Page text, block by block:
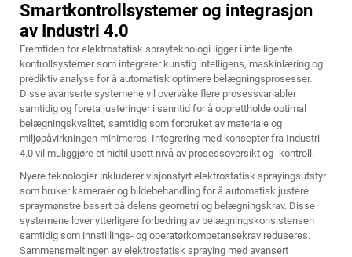
Smartkontrollsystemer og integrasjon
av Industri 4.0
Fremtiden for elektrostatisk sprayteknologi ligger i intelligente
kontrollsystemer som integrerer kunstig intelligens, maskinlæring og
prediktiv analyse for å automatisk optimere belægningsprosesser.
Disse avanserte systemene vil overvåke flere prosessvariabler
samtidig og foreta justeringer i sanntid for å opprettholde optimal
belægningskvalitet, samtidig som forbruket av materiale og
miljøpåvirkningen minimeres. Integrering med konsepter fra Industri
4.0 vil muliggjøre et hidtil usett nivå av prosessoversikt og -kontroll.
Nyere teknologier inkluderer visjonstyrt elektrostatisk sprayingsutstyr
som bruker kameraer og bildebehandling for å automatisk justere
spraymønstre basert på delens geometri og belægningskrav. Disse
systemene lover ytterligere forbedring av belægningskonsistensen
samtidig som innstillings- og operatørkompetansekrav reduseres.
Sammensmeltingen av elektrostatisk spraying med avansert